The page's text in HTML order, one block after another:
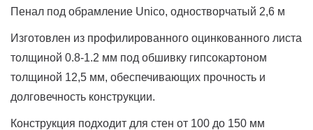
Пенал под обрамление Unico, одностворчатый 2,6 м
Изготовлен из профилированного оцинкованного листа
толщиной 0.8-1.2 мм под обшивку гипсокартоном
толщиной 12,5 мм, обеспечивающих прочность и
долговечность конструкции.
Конструкция подходит для стен от 100 до 150 мм